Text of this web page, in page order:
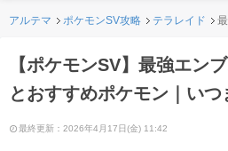
アルテマ ポケモンSV攻略 テラレイド
【ポケモンSV】最強エン
とおすすめポケモン｜いつ
最終更新：2026年4月17日(金) 11:42